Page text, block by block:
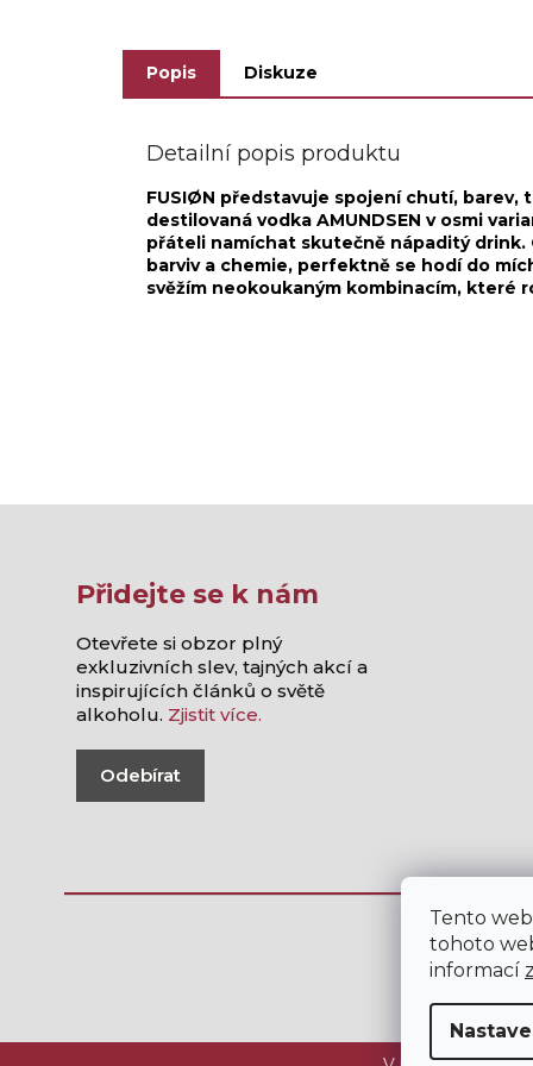
Tento
tohoto
informací
Popis Diskuze
Detailní popis produktu
FUSIØN představuje spojení chutí, barev,
destilovaná vodka AMUNDSEN v osmi
přáteli namíchat skutečně nápaditý
barviv a chemie, perfektně se hodí do
svěžím neokoukaným kombinacím, které
Přidejte se k nám
Otevřete si obzor plný
exkluzivních slev, tajných akcí a
inspirujících článků o světě
alkoholu. Zjistit více.
Odebírat